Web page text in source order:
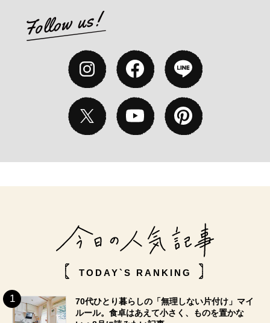
TODAY`S RANKING
70代ひとり暮らしの「無理しない片付け」マイ
ルール。食卓はあえて小さく、ものを置かな